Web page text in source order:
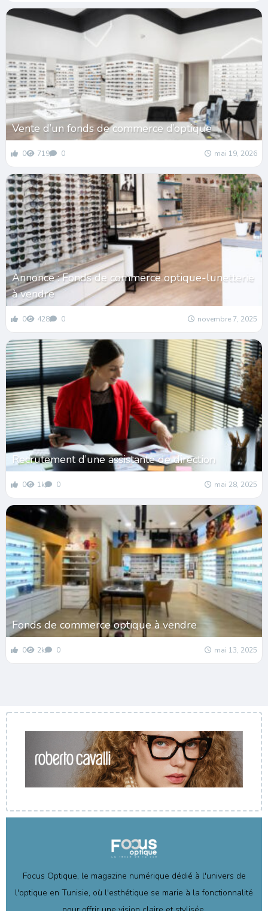
Vente d’un fonds de commerce d’optique
0 719 0 mai 19, 2026
Annonce : Fonds de commerce optique-lunetterie
à vendre
0 428 0 novembre 7, 2025
Recrutement d’une assistante de direction
0 1k 0 mai 28, 2025
Fonds de commerce optique à vendre
0 2k 0 mai 13, 2025
Focus Optique, le magazine numérique dédié à l'univers de
l'optique en Tunisie, où l'esthétique se marie à la fonctionnalité